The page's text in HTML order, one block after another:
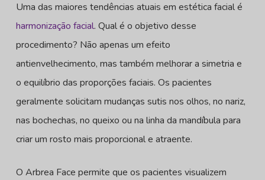
Uma das maiores tendências atuais em estética facial é
harmonização facial. Qual é o objetivo desse
procedimento? Não apenas um efeito
antienvelhecimento, mas também melhorar a simetria e
o equilíbrio das proporções faciais. Os pacientes
geralmente solicitam mudanças sutis nos olhos, no nariz,
nas bochechas, no queixo ou na linha da mandíbula para
criar um rosto mais proporcional e atraente.
O Arbrea Face permite que os pacientes visualizem